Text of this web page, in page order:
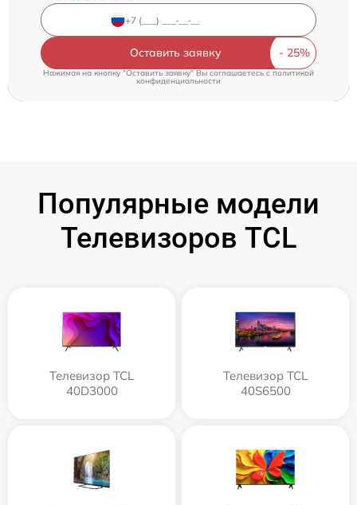
Оставить заявку
Нажимая на кнопку "Оставить заявку" Вы соглашаетесь cполитикой
конфиденциальности
Популярные модели
Телевизоров TCL
Телевизор TCL
40D3000
Телевизор TCL
40S6500